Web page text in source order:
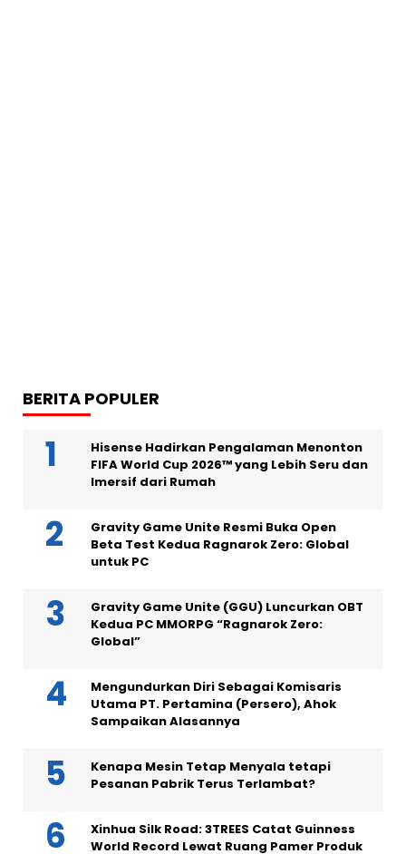
BERITA POPULER
Hisense Hadirkan Pengalaman Menonton
FIFA World Cup 2026™ yang Lebih Seru dan
Imersif dari Rumah
Gravity Game Unite Resmi Buka Open
Beta Test Kedua Ragnarok Zero: Global
untuk PC
Gravity Game Unite (GGU) Luncurkan OBT
Kedua PC MMORPG “Ragnarok Zero:
Global”
Mengundurkan Diri Sebagai Komisaris
Utama PT. Pertamina (Persero), Ahok
Sampaikan Alasannya
Kenapa Mesin Tetap Menyala tetapi
Pesanan Pabrik Terus Terlambat?
Xinhua Silk Road: 3TREES Catat Guinness
World Record Lewat Ruang Pamer Produk